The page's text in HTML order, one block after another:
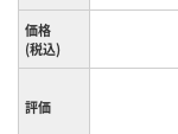
価格
(税込)
評価